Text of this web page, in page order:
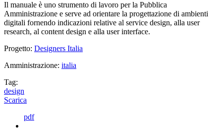
Il manuale è uno strumento di lavoro per la Pubblica
Amministrazione e serve ad orientare la progettazione di ambienti
digitali fornendo indicazioni relative al service design, alla user
research, al content design e alla user interface.
Progetto: Designers Italia
Amministrazione: italia
Tag:
design
Scarica
pdf